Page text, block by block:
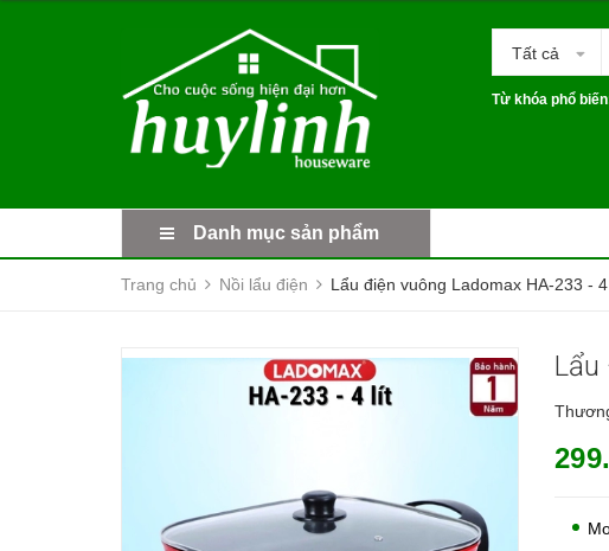
Tất cả
Từ khóa phổ
Danh mục sản phẩm
Trang chủ Nồi lẩu điện Lẩu điện vuông Ladomax HA-233 -
Lẩu